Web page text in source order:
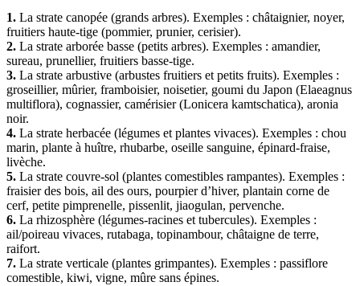
1. La strate canopée (grands arbres). Exemples : châtaignier, noyer,
fruitiers haute-tige (pommier, prunier, cerisier).
2. La strate arborée basse (petits arbres). Exemples : amandier,
sureau, prunellier, fruitiers basse-tige.
3. La strate arbustive (arbustes fruitiers et petits fruits). Exemples :
groseillier, mûrier, framboisier, noisetier, goumi du Japon (Elaeagnus
multiflora), cognassier, camérisier (Lonicera kamtschatica), aronia
noir.
4. La strate herbacée (légumes et plantes vivaces). Exemples : chou
marin, plante à huître, rhubarbe, oseille sanguine, épinard-fraise,
livèche.
5. La strate couvre-sol (plantes comestibles rampantes). Exemples :
fraisier des bois, ail des ours, pourpier d’hiver, plantain corne de
cerf, petite pimprenelle, pissenlit, jiaogulan, pervenche.
6. La rhizosphère (légumes-racines et tubercules). Exemples :
ail/poireau vivaces, rutabaga, topinambour, châtaigne de terre,
raifort.
7. La strate verticale (plantes grimpantes). Exemples : passiflore
comestible, kiwi, vigne, mûre sans épines.